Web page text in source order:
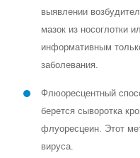
выявлении
мазок из носоглотки
информативным
заболевания.
Флюоресцентный
берется сыворотка
флуоресцеин. Этот
вируса.